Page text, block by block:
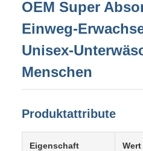
OEM Super
Einweg-
Unisex-
Menschen
Produktattribute
Eigenschaft Wert